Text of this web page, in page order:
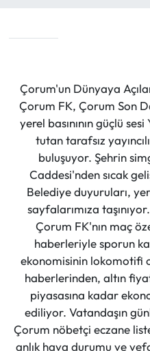
Çorum'un Dünyaya
Çorum FK, Çorum Son
yerel basınının güçlü
tutan tarafsız
buluşuyor. Şehrin
Caddesi'nden sıcak
Belediye duyuruları,
sayfalarımıza
Çorum FK'nın maç
haberleriyle sporun
ekonomisinin lokomotifi
haberlerinden, altın
piyasasına kadar
ediliyor. Vatandaşın
Çorum nöbetçi eczane
anlık hava durumu ve